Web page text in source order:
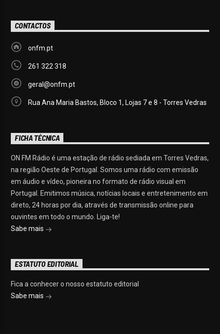
CONTACTOS
onfm.pt
261 322 318
geral@onfm.pt
Rua Ana Maria Bastos, Bloco 1, Lojas 7 e 8 - Torres Vedras
FICHA TÉCNICA
ON FM Rádio é uma estação de rádio sediada em Torres Vedras,
na região Oeste de Portugal. Somos uma rádio com emissão
em áudio e vídeo, pioneira no formato de rádio visual em
Portugal. Emitimos música, notícias locais e entretenimento em
direto, 24 horas por dia, através de transmissão online para
ouvintes em todo o mundo. Liga-te!
Sabe mais
ESTATUTO EDITORIAL
Fica a conhecer o nosso estatuto editorial
Sabe mais